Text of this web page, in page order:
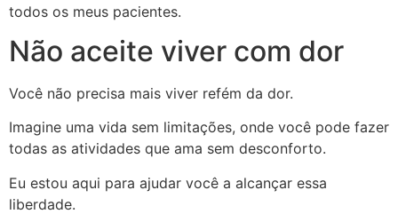
todos os meus pacientes.
Não aceite viver com dor
Você não precisa mais viver refém da dor.
Imagine uma vida sem limitações, onde você pode fazer
todas as atividades que ama sem desconforto.
Eu estou aqui para ajudar você a alcançar essa
liberdade.